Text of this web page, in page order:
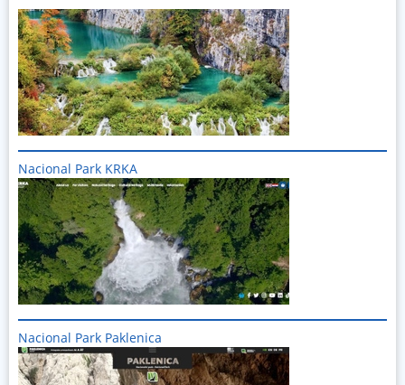
Imagine
Nacional Park KRKA
Imagine
Nacional Park Paklenica
Imagine